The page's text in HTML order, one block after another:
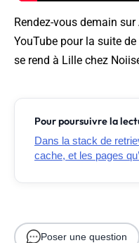
Rendez-vous demain
YouTube pour la suite
se rend à Lille chez
Pour poursuivre la
Dans la stack de
cache, et les pages
Poser une question